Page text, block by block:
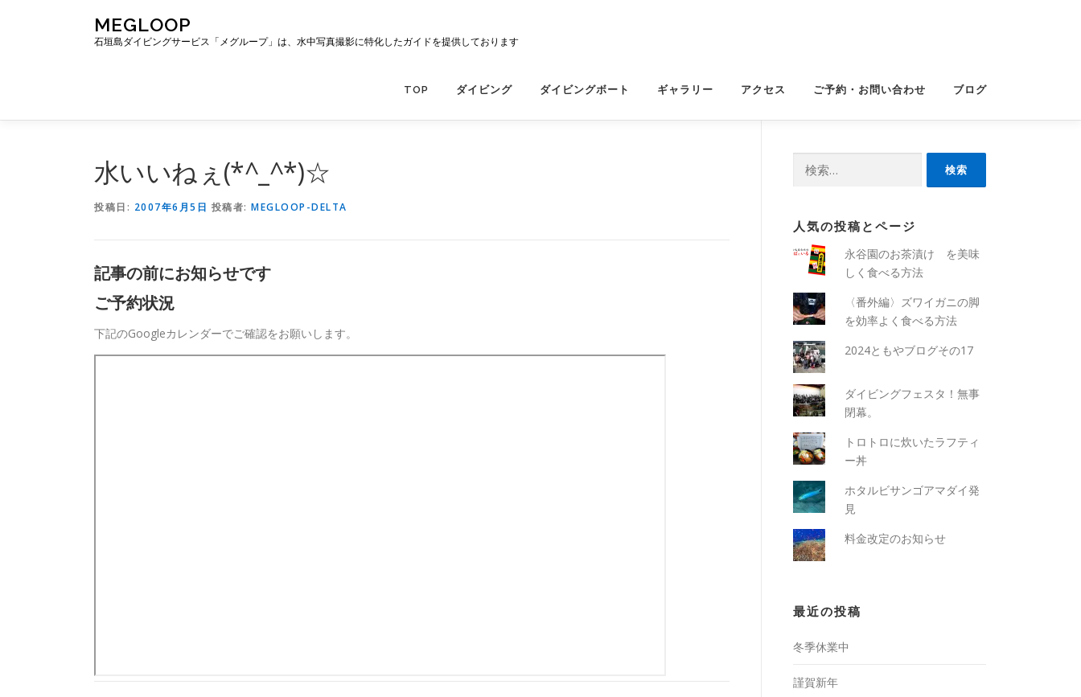
ス
MEGLOOP
石垣島ダイビングサービス「メグループ」は、水中写真撮影に特化したガイドを提供しております
TOP ダイビング ダイビングボート ギャラリー アクセス ご予約・お問い合わせ ブログ
水いいねぇ(*^_^*)☆
投稿日: 2007年6月5日 投稿者: MEGLOOP-DELTA
記事の前にお知らせです
ご予約状況
下記のGoogleカレンダーでご確認をお願いします。
人気の投稿とページ
永谷園のお茶漬け を美味
しく食べる方法
〈番外編〉ズワイガニの脚
を効率よく食べる方法
2024ともやブログその17
ダイビングフェスタ！無事
閉幕。
トロトロに炊いたラフティ
ー丼
ホタルビサンゴアマダイ発
見
料金改定のお知らせ
最近の投稿
冬季休業中
謹賀新年